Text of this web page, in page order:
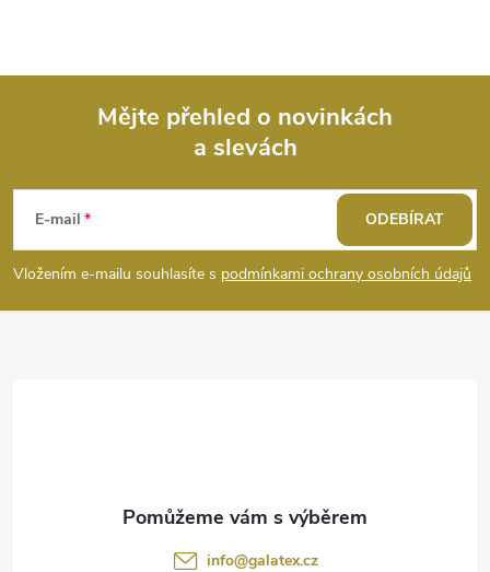
p
a
Mějte přehled o novinkách
a slevách
E-mail
Vložením e-mailu souhlasíte s podmínkami ochrany osobních údajů
ODEBÍRAT
info@galatex.cz